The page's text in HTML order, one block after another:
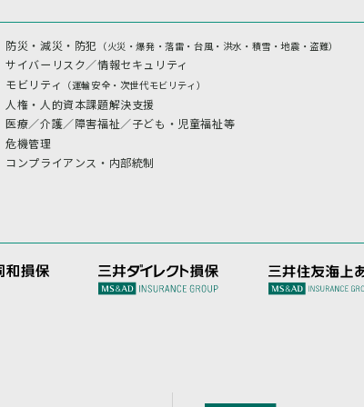
防災・減災・防犯 （火災・爆発・落雷・台風・洪水・積雪・地震・盗難）
サイバーリスク／情報セキュリティ
モビリティ （運輸安全・次世代モビリティ）
人権・人的資本課題解決支援
医療／介護／障害福祉／子ども・児童福祉等
危機管理
コンプライアンス・内部統制